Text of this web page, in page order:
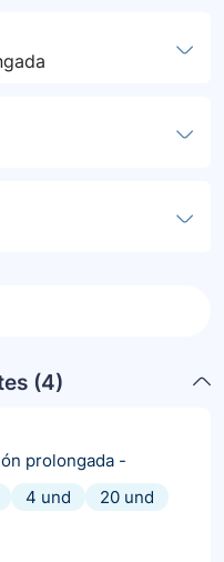
(4)
prolongada -
4 und
20 und